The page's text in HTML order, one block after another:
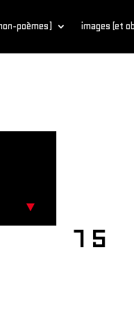
poèmes) images (et
15